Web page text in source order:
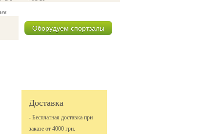
Оборудуем спортзалы
Доставка
- Бесплатная доставка при
заказе от 4000 грн.